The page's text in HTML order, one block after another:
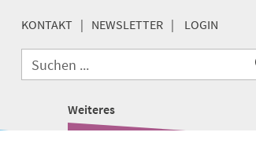
KONTAKT NEWSLETTER LOGIN
Weiteres